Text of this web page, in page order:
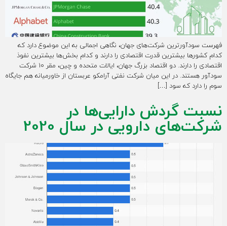
فهرست سودآورترین شرکت‌های جهان، نگاهی اجمالی به این موضوع دارد که
کدام کشورها بیشترین قدرت اقتصادی را دارند و کدام بخش‌ها بیشترین نفوذ
اقتصادی را دارند. دو اقتصاد بزرگ جهان، ایالات متحده و چین، مقر 10 شرکت
سودآور هستند. در این میان شرکت نفتی آرامکو عربستان از خاورمیانه هم جایگاه
سوم را دارد که سود […]
نسبت گردش دارایی‌ها در
شرکت‌های دارویی در سال 2020